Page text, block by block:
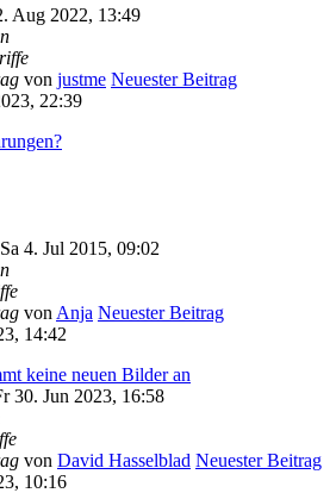
Aug 2022, 13:49
von justme Neuester Beitrag
22:39
4. Jul 2015, 09:02
von Anja Neuester Beitrag
14:42
keine neuen Bilder an
30. Jun 2023, 16:58
von David Hasselblad Neuester Beitrag
10:16